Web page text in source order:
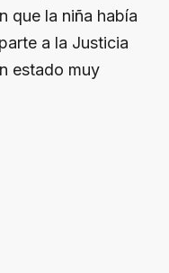
que la niña había
a la Justicia
estado muy